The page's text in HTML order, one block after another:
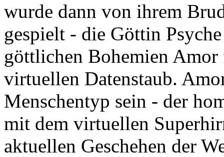
wurde dann von ihrem
gespielt - die Göttin
göttlichen Bohemien
virtuellen Datenstaub.
Menschentyp sein - der
mit dem virtuellen
aktuellen Geschehen der